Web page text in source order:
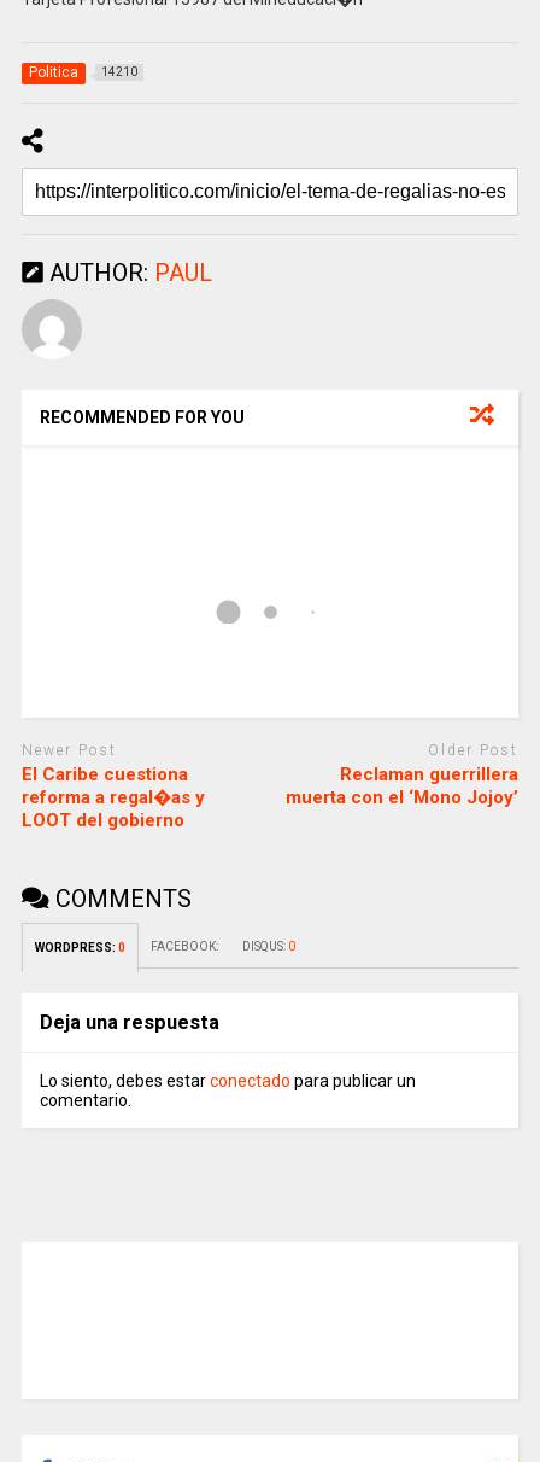
Politica 14210
AUTHOR: PAUL
RECOMMENDED FOR YOU
Newer Post
El Caribe cuestiona
reforma a regal�as y
LOOT del gobierno
Older Post
Reclaman guerrillera
muerta con el ‘Mono Jojoy’
COMMENTS
WORDPRESS: 0 FACEBOOK: DISQUS: 0
Deja una respuesta
Lo siento, debes estarconectado para publicar un
comentario.